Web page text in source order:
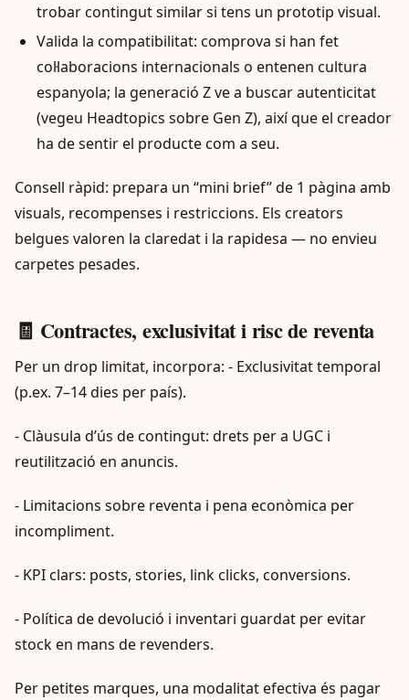
trobar contingut similar si tens un prototip visual.
Valida la compatibilitat: comprova si han fet
col·laboracions internacionals o entenen cultura
espanyola; la generació Z ve a buscar autenticitat
(vegeu Headtopics sobre Gen Z), així que el creador
ha de sentir el producte com a seu.
Consell ràpid: prepara un “mini brief” de 1 pàgina amb
visuals, recompenses i restriccions. Els creators
belgues valoren la claredat i la rapidesa — no envieu
carpetes pesades.
🧾 Contractes, exclusivitat i risc de reventa
Per un drop limitat, incorpora: - Exclusivitat temporal
(p.ex. 7–14 dies per país).
- Clàusula d’ús de contingut: drets per a UGC i
reutilització en anuncis.
- Limitacions sobre reventa i pena econòmica per
incompliment.
- KPI clars: posts, stories, link clicks, conversions.
- Política de devolució i inventari guardat per evitar
stock en mans de revenders.
Per petites marques, una modalitat efectiva és pagar